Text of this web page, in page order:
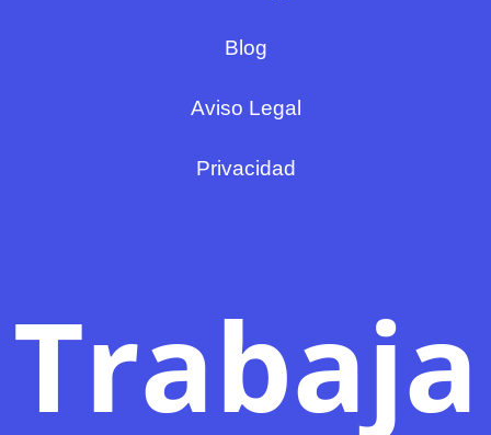
Blog
Aviso Legal
Privacidad
Trabaja